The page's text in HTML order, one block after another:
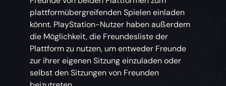
plattformübergreifenden Spielen einladen
könnt. PlayStation-Nutzer haben außerdem
die Möglichkeit, die Freundesliste der
Plattform zu nutzen, um entweder Freunde
zur ihrer eigenen Sitzung einzuladen oder
selbst den Sitzungen von Freunden